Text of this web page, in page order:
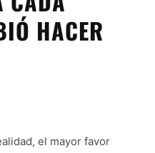
HACER
el mayor favor